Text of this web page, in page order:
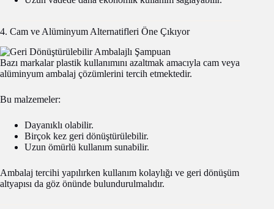
4. Cam ve Alüminyum Alternatifleri Öne Çıkıyor
Bazı markalar plastik kullanımını azaltmak amacıyla cam veya
alüminyum ambalaj çözümlerini tercih etmektedir.
Bu malzemeler:
Dayanıklı olabilir.
Birçok kez geri dönüştürülebilir.
Uzun ömürlü kullanım sunabilir.
Ambalaj tercihi yapılırken kullanım kolaylığı ve geri dönüşüm
altyapısı da göz önünde bulundurulmalıdır.